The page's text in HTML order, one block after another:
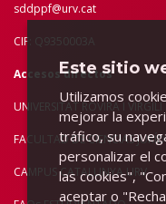
sddppf@urv.cat
CIF: Q9350003A
Accesos directos
UNIVERSITAT ROVIRA I VIRGILI
FACULTAD DE CIENCIAS
CAMPUS CATALUNYA URV
Este sitio
Utilizamos
mejorar la
tráfico, su
personalizar el
las cookies",
aceptar o